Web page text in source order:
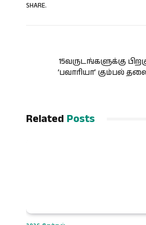
SHARE.
15வருடங்களுக்கு
‘பவாரியா’ கும்பல்
Related Posts